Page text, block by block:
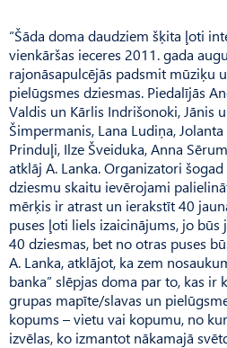
“Šāda doma daudziem šķita ļoti
vienkāršas ieceres 2011. gada
rajonāsapulcējās padsmit mūziķu
pielūgsmes dziesmas. Piedalījās
Valdis un Kārlis Indrišonoki, Jānis
Šimpermanis, Lana Ludiņa,
Prinduļi, Ilze Šveiduka, Anna
atklāj A. Lanka. Organizatori
dziesmu skaitu ievērojami
mērķis ir atrast un ierakstīt 40
puses ļoti liels izaicinājums, jo
40 dziesmas, bet no otras puses
A. Lanka, atklājot, ka zem
banka” slēpjas doma par to, kas ir
grupas mapīte/slavas un
kopums – vietu vai kopumu, no
izvēlas, ko izmantot nākamajā